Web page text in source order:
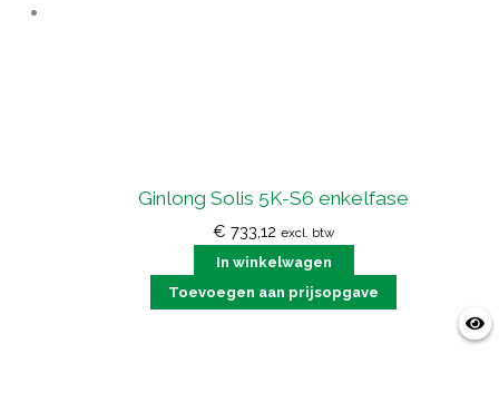
Ginlong Solis 5K-S6 enkelfase
€ 733,12 excl. btw
In winkelwagen
Toevoegen aan prijsopgave